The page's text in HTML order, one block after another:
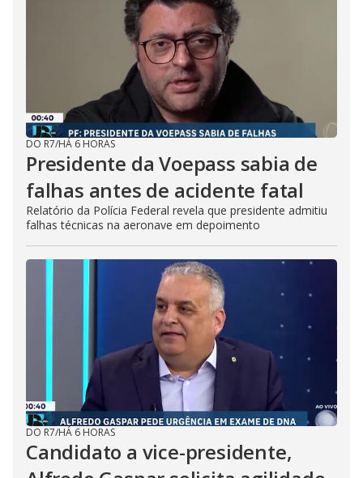
DO R7/HÁ 6 HORAS
Presidente da Voepass sabia de
falhas antes de acidente fatal
Relatório da Polícia Federal revela que presidente admitiu
falhas técnicas na aeronave em depoimento
DO R7/HÁ 6 HORAS
Candidato a vice-presidente,